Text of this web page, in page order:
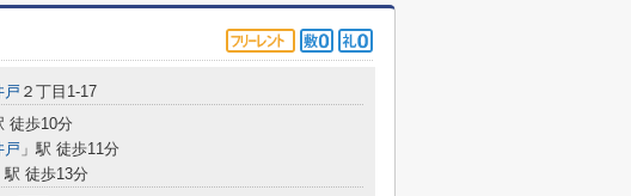
戸 ２丁目1-17
徒歩10分
戸 」駅 徒歩11分
駅 徒歩13分